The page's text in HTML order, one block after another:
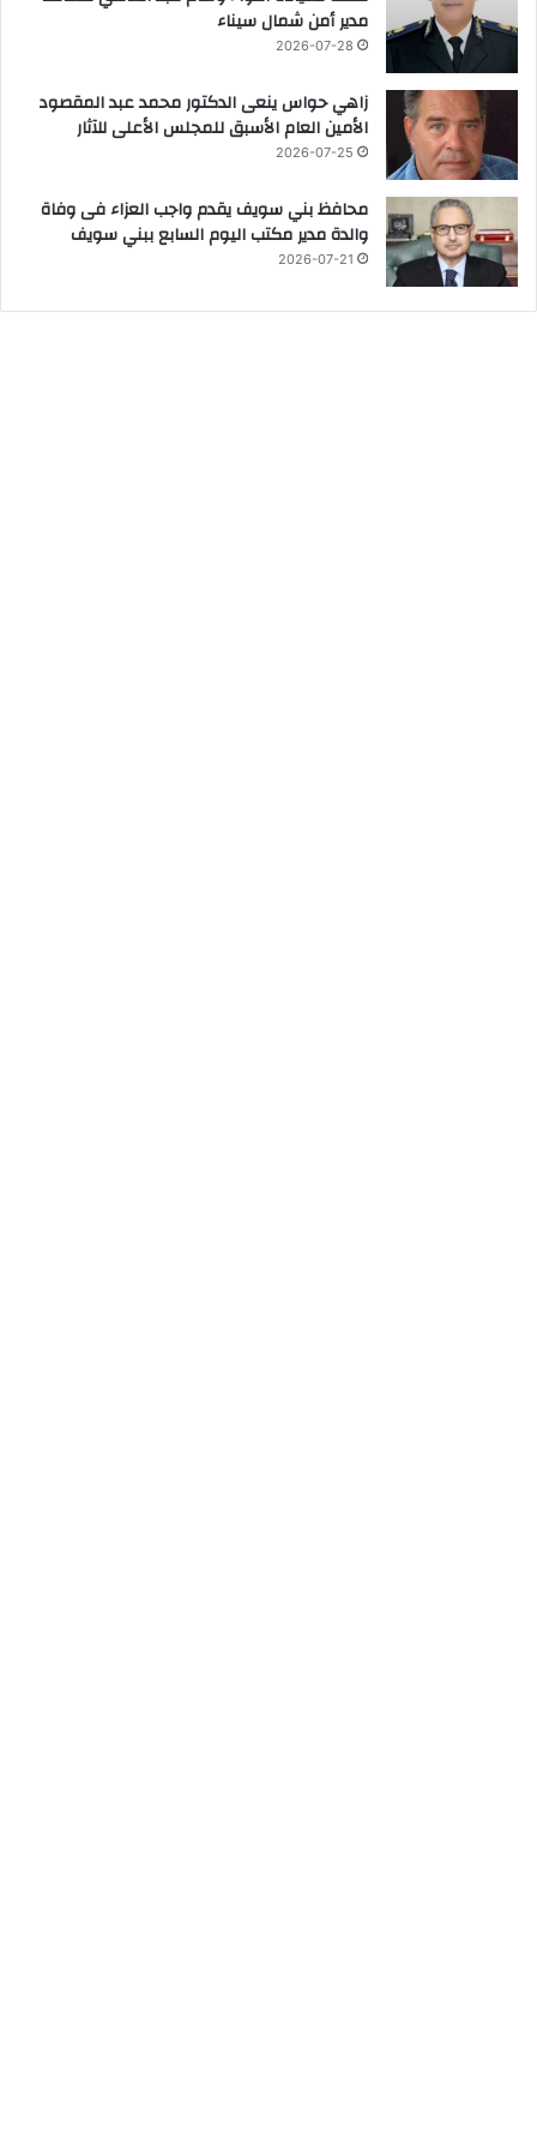
مدير أمن شمال سيناء
2026-07-28
زاهي حواس ينعى الدكتور محمد عبد المقصود
الأمين العام الأسبق للمجلس الأعلى للآثار
2026-07-25
محافظ بني سويف يقدم واجب العزاء فى وفاة
والدة مدير مكتب اليوم السابع ببني سويف
2026-07-21